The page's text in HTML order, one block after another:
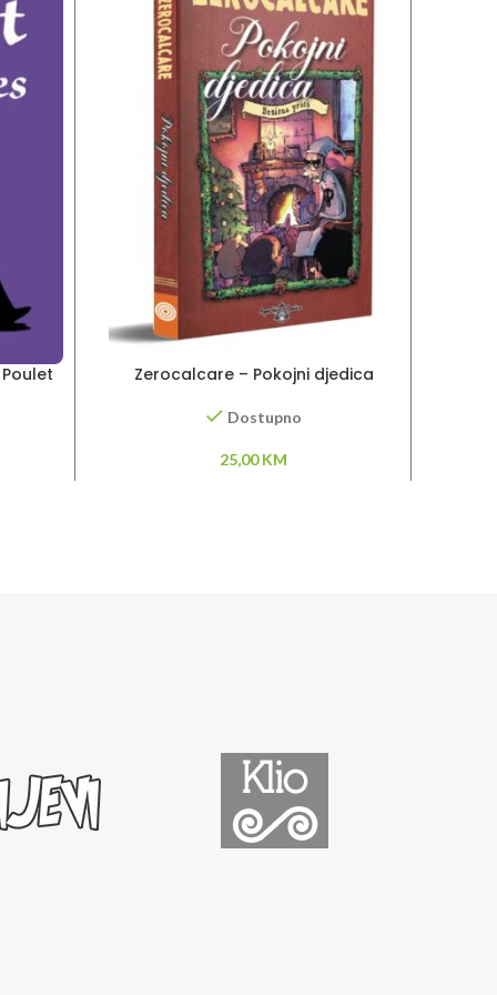
Zerocalcare – Pokojni djedica
Dostupno
25,00KM